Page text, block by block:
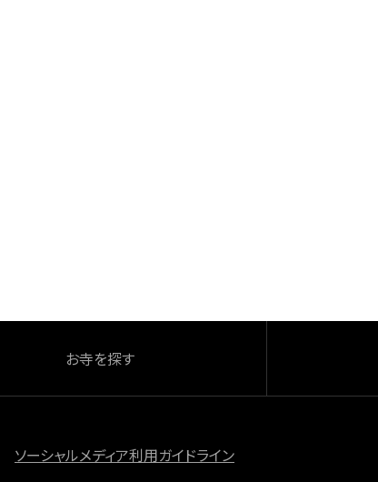
お寺を探す
ソーシャルメディア利用ガイドライン